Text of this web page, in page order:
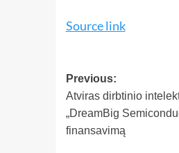
Source link
Previous:
Atviras dirbtinio
„DreamBig
finansavimą